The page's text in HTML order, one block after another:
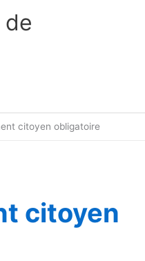
de
citoyen obligatoire
citoyen